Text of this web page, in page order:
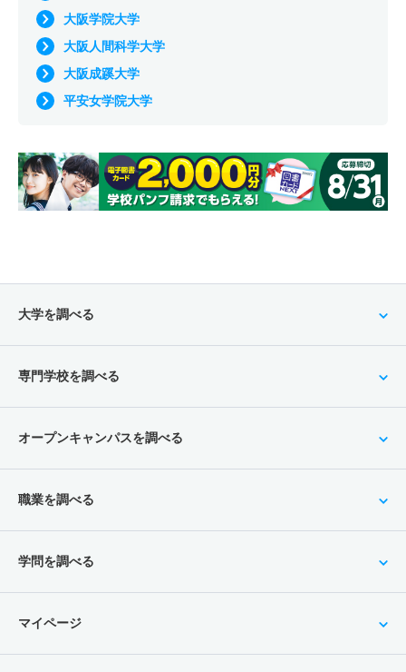
大阪学院大学
大阪人間科学大学
大阪成蹊大学
平安女学院大学
大学を調べる
専門学校を調べる
オープンキャンパスを調べる
職業を調べる
学問を調べる
マイページ